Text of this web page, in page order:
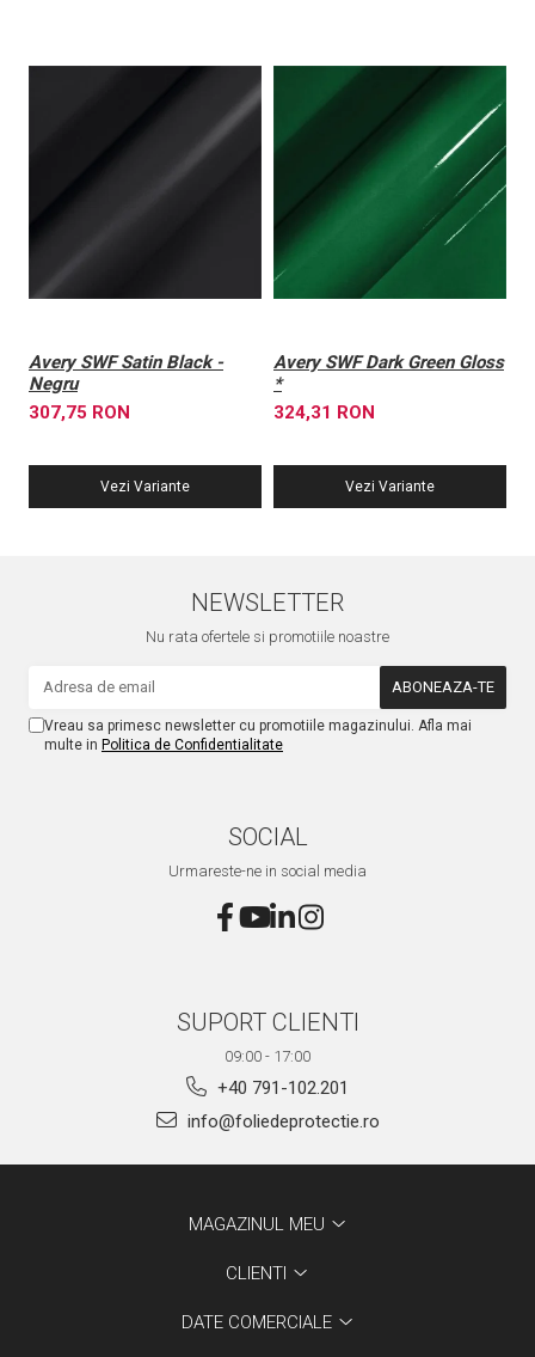
Avery SWF Satin Black -
Negru
307,75 RON
Vezi Variante
Avery SWF Dark Green Gloss
*
324,31 RON
Vezi Variante
NEWSLETTER
Nu rata ofertele si promotiile noastre
Vreau sa primesc newsletter cu promotiile magazinului. Afla mai
multe in Politica de Confidentialitate
SOCIAL
Urmareste-ne in social media
SUPORT CLIENTI
09:00 - 17:00
+40 791-102.201
info@foliedeprotectie.ro
MAGAZINUL MEU
CLIENTI
DATE COMERCIALE